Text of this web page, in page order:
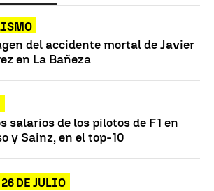
del accidente mortal de Javier
en La Bañeza
salarios de los pilotos de F1 en
y Sainz, en el top-10
26 DE JULIO